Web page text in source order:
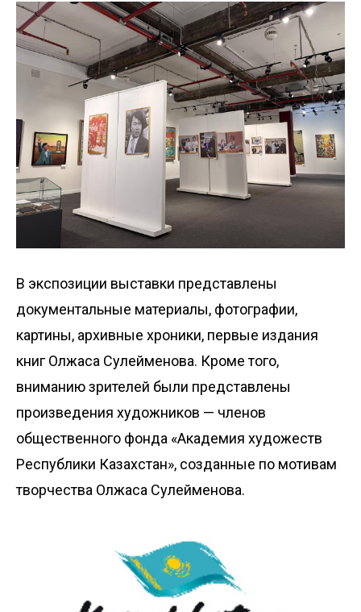
В экспозиции выставки представлены
документальные материалы, фотографии,
картины, архивные хроники, первые издания
книг Олжаса Сулейменова. Кроме того,
вниманию зрителей были представлены
произведения художников — членов
общественного фонда «Академия художеств
Республики Казахстан», созданные по мотивам
творчества Олжаса Сулейменова.